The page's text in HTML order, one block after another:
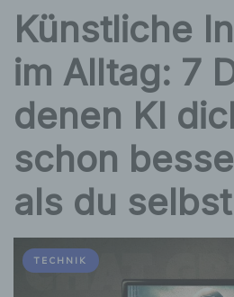
Künstliche
im Alltag: 7
denen KI
schon
als du selbst
TECHNIK